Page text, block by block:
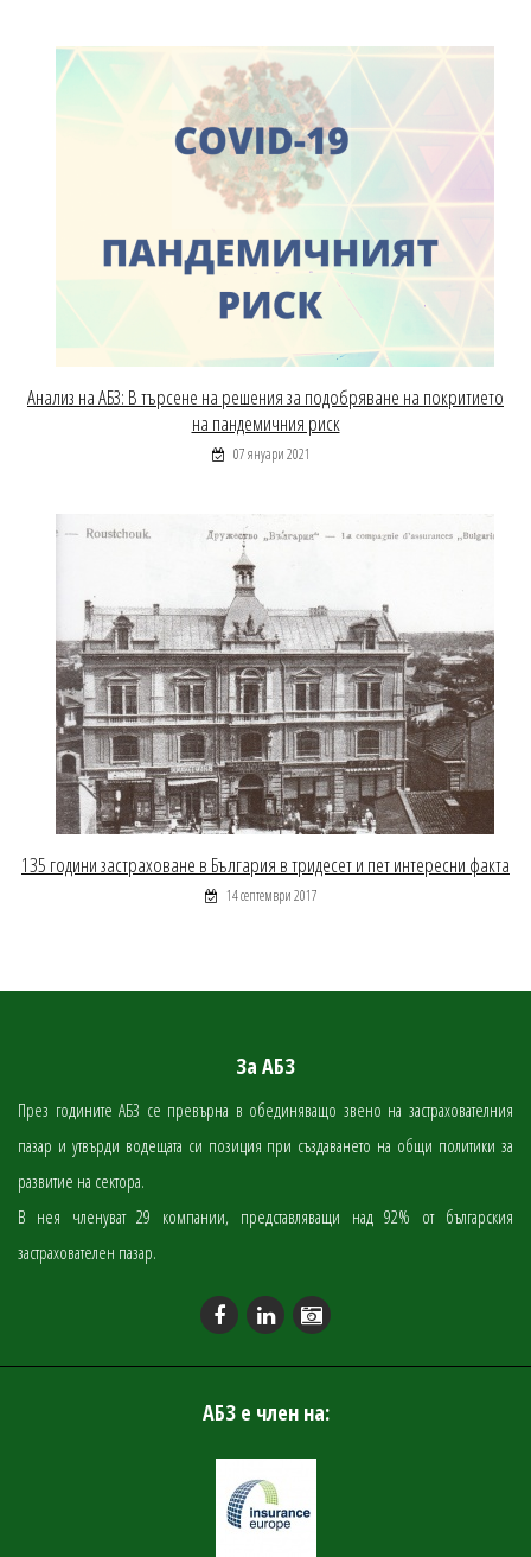
Анализ на АБЗ: В търсене на решения за подобряване на покритието
на пандемичния риск
07 януари 2021
135 години застраховане в България в тридесет и пет интересни факта
14 септември 2017
За АБЗ
През годините АБЗ се превърна в обединяващо звено на застрахователния
пазар и утвърди водещата си позиция при създаването на общи политики за
развитие на сектора.
В нея членуват 29 компании, представляващи над 92% от българския
застрахователен пазар.
АБЗ е член на: